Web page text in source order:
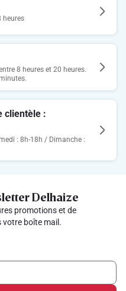
heures
8 heures et 20 heures.
clientèle :
: 8h-18h / Dimanche :
Delhaize
promotions et de
votre boîte mail.